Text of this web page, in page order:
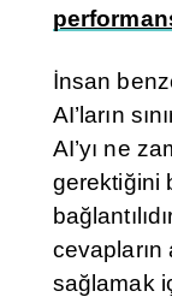
İnsan
AI’ların
AI’yı ne
gerektiğini
cevapların
sağlamak